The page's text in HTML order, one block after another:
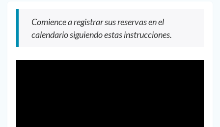
Comience a registrar sus reservas en el
calendario siguiendo estas instrucciones.